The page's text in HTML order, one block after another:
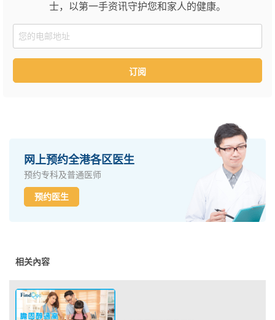
士，以第一手资讯守护您和家人的健康。
Email
订阅
网上预约全港各区医生
预约专科及普通医师
预约医生
相关內容